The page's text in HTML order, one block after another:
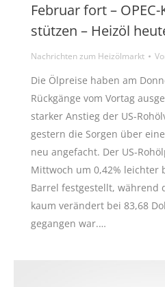
Februar fort –
stützen – Heizöl
Nachrichten zum Heizölmarkt
Die Ölpreise haben am
Rückgänge vom Vortag
starker Anstieg der US-
gestern die Sorgen über
neu angefacht. Der US-
Mittwoch um 0,42% leichter
Barrel festgestellt, während
kaum verändert bei 83,68
gegangen war.…